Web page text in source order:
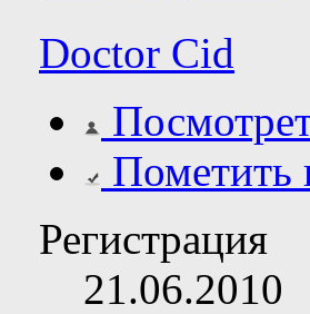
Doctor Cid
Пометить
Регистрация
21.06.2010